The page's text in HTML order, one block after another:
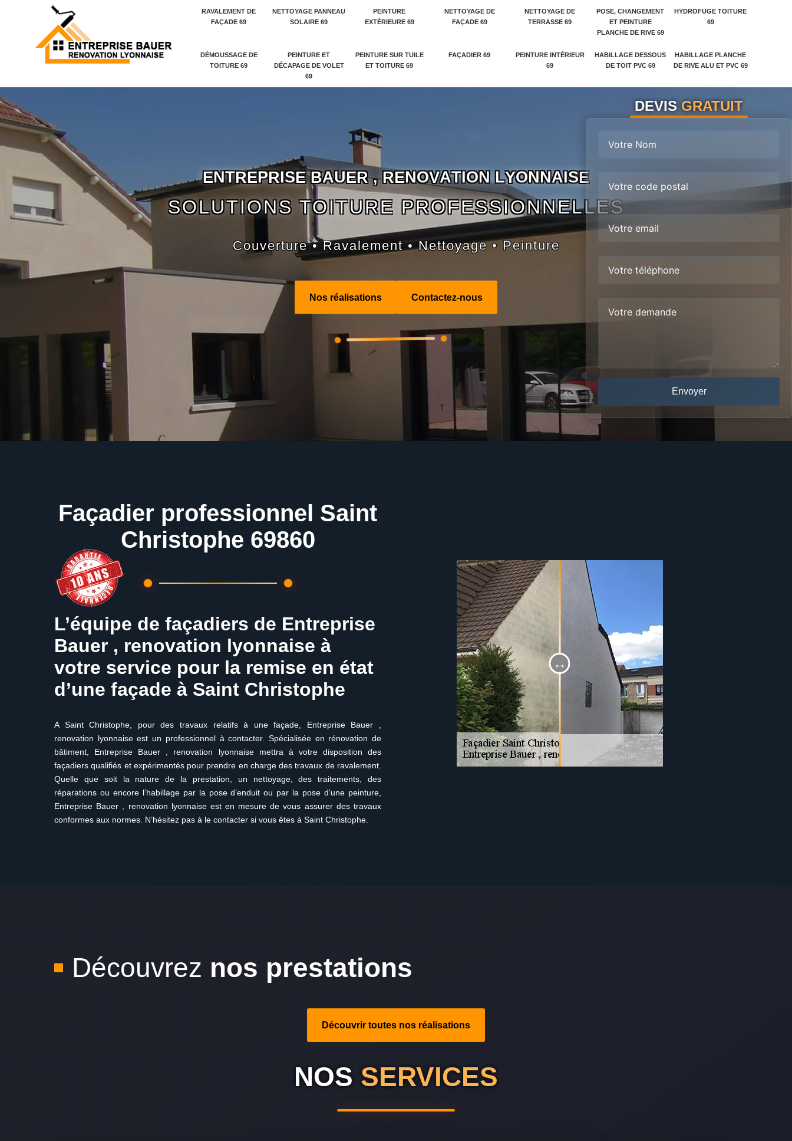
RAVALEMENT DE
FAÇADE 69
NETTOYAGE PANNEAU
SOLAIRE 69
PEINTURE
EXTÉRIEURE 69
NETTOYAGE DE
FAÇADE 69
NETTOYAGE DE
TERRASSE 69
POSE, CHANGEMENT
ET PEINTURE
PLANCHE DE RIVE 69
HYDROFUGE TOITURE
69
DÉMOUSSAGE DE
TOITURE 69
PEINTURE ET
DÉCAPAGE DE VOLET
69
PEINTURE SUR TUILE
ET TOITURE 69
FAÇADIER 69
PEINTURE INTÉRIEUR
69
HABILLAGE DESSOUS
DE TOIT PVC 69
HABILLAGE PLANCHE
DE RIVE ALU ET PVC 69
ENTREPRISE BAUER , RENOVATION LYONNAISE
SOLUTIONS TOITURE PROFESSIONNELLES
Couverture • Ravalement • Nettoyage • Peinture
Nos réalisations Contactez-nous
DEVISGRATUIT
Façadier professionnel Saint
Christophe 69860
L’équipe de façadiers de Entreprise
Bauer , renovation lyonnaise à
votre service pour la remise en état
d’une façade à Saint Christophe
A Saint Christophe, pour des travaux relatifs à une façade, Entreprise Bauer ,
renovation lyonnaise est un professionnel à contacter. Spécialisée en rénovation de
bâtiment, Entreprise Bauer , renovation lyonnaise mettra à votre disposition des
façadiers qualifiés et expérimentés pour prendre en charge des travaux de ravalement.
Quelle que soit la nature de la prestation, un nettoyage, des traitements, des
réparations ou encore l’habillage par la pose d’enduit ou par la pose d’une peinture,
Entreprise Bauer , renovation lyonnaise est en mesure de vous assurer des travaux
conformes aux normes. N’hésitez pas à le contacter si vous êtes à Saint Christophe.
Découvrez nos prestations
Découvrir toutes nos réalisations
NOS SERVICES